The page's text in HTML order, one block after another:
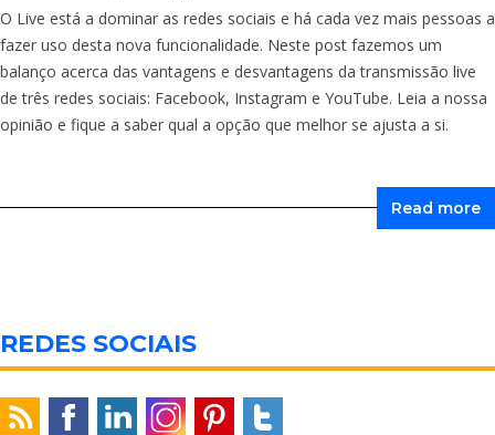
O Live está a dominar as redes sociais e há cada vez mais pessoas a
fazer uso desta nova funcionalidade. Neste post fazemos um
balanço acerca das vantagens e desvantagens da transmissão live
de três redes sociais: Facebook, Instagram e YouTube. Leia a nossa
opinião e fique a saber qual a opção que melhor se ajusta a si.
Read more
REDES SOCIAIS